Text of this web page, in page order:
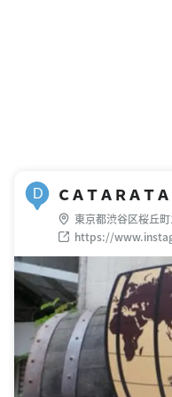
D ＣＡＴＡＲＡＴ
東京都渋谷区桜丘
https://
8